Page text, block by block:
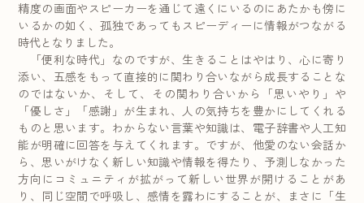
精度の画面やスピーカーを通じて遠くにいるのにあたかも傍に
いるかの如く、孤独であってもスピーディーに情報がつながる
時代となりました。
「便利な時代」なのですが、生きることはやはり、心に寄り
添い、五感をもって直接的に関わり合いながら成長することな
のではないか、そして、その関わり合いから「思いやり」や
「優しさ」「感謝」が生まれ、人の気持ちを豊かにしてくれる
ものと思います。わからない言葉や知識は、電子辞書や人工知
能が明確に回答を与えてくれます。ですが、他愛のない会話か
ら、思いがけなく新しい知識や情報を得たり、予測しなかった
方向にコミュニティが拡がって新しい世界が開けることがあ
り、同じ空間で呼吸し、感情を露わにすることが、まさに「生